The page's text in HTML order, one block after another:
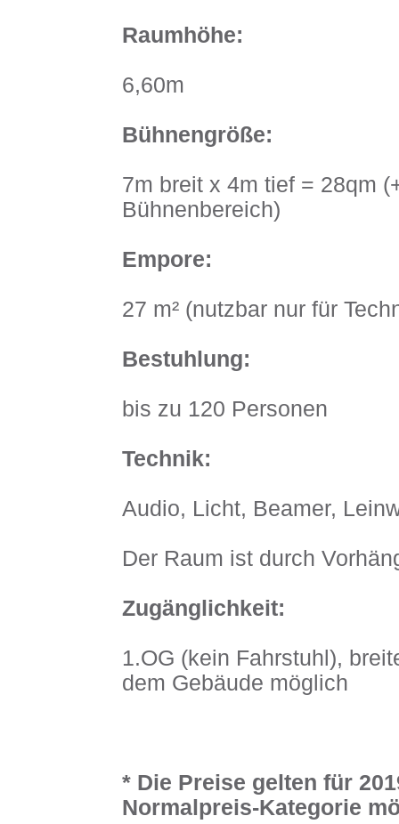
Raumhöhe:
6,60m
Bühnengröße:
7m breit x 4m tief = 28qm
Bühnenbereich)
Empore:
27 m² (nutzbar nur für
Bestuhlung:
bis zu 120 Personen
Technik:
Audio, Licht, Beamer,
Der Raum ist durch
Zugänglichkeit:
1.OG (kein Fahrstuhl),
dem Gebäude möglich
* Die Preise gelten für
Normalpreis-Kategorie